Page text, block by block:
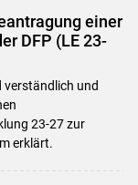
einer
DFP (LE 23-
verständlich und
23-27 zur
erklärt.